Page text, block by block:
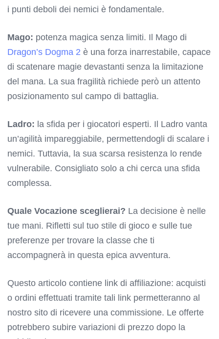
i punti deboli dei nemici è fondamentale.
Mago: potenza magica senza limiti. Il Mago di
Dragon’s Dogma 2 è una forza inarrestabile, capace
di scatenare magie devastanti senza la limitazione
del mana. La sua fragilità richiede però un attento
posizionamento sul campo di battaglia.
Ladro: la sfida per i giocatori esperti. Il Ladro vanta
un’agilità impareggiabile, permettendogli di scalare i
nemici. Tuttavia, la sua scarsa resistenza lo rende
vulnerabile. Consigliato solo a chi cerca una sfida
complessa.
Quale Vocazione sceglierai? La decisione è nelle
tue mani. Rifletti sul tuo stile di gioco e sulle tue
preferenze per trovare la classe che ti
accompagnerà in questa epica avventura.
Questo articolo contiene link di affiliazione: acquisti
o ordini effettuati tramite tali link permetteranno al
nostro sito di ricevere una commissione. Le offerte
potrebbero subire variazioni di prezzo dopo la